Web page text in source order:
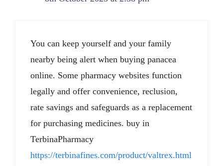
You can keep yourself and your family
nearby being alert when buying panacea
online. Some pharmacy websites function
legally and offer convenience, reclusion,
rate savings and safeguards as a replacement
for purchasing medicines. buy in
TerbinaPharmacy
https://terbinafines.com/product/valtrex.html